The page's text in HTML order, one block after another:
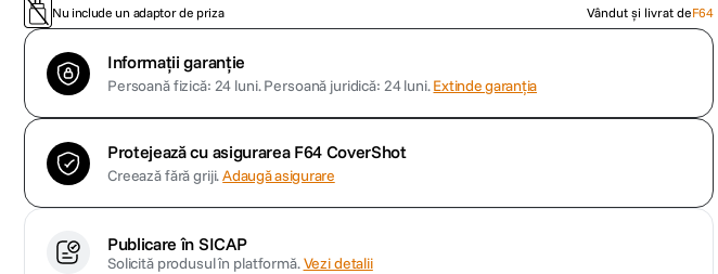
Nu include un adaptor de priza
Vândut și livrat deF64
Informații garanție
Persoană fizică: 24 luni.Persoană juridică: 24 luni.Extinde garanția
Protejează cu asigurarea F64 CoverShot
Creează fără griji.Adaugă asigurare
Publicare în SICAP
Solicită produsul în platformă.Vezi detalii